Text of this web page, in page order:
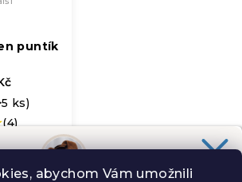
abychom Vám umožnili
puntík
ks)
(4)